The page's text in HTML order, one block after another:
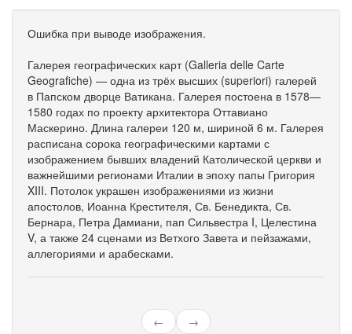
Ошибка при выводе изображения.
Галерея географических карт (Galleria delle Carte
Geografiche) — одна из трёх высших (superiori) галерей
в Папском дворце Ватикана. Галерея постоена в 1578—
1580 годах по проекту архитектора Оттавиано
Маскерино. Длина галереи 120 м, шириной 6 м. Галерея
расписана сорока географическими картами с
изображением бывших владений Католической церкви и
важнейшими регионами Италии в эпоху папы Григория
XIII. Потолок украшен изображениями из жизни
апостолов, Иоанна Крестителя, Св. Бенедикта, Св.
Бернара, Петра Дамиани, пап Сильвестра I, Целестина
V, а также 24 сценами из Ветхого Завета и пейзажами,
аллегориями и арабесками.
← →